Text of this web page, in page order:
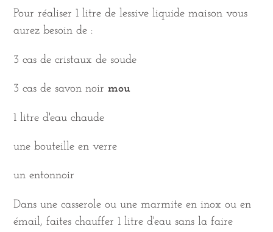
Pour réaliser 1 litre de lessive liquide maison vous
aurez besoin de :
3 cas de cristaux de soude
3 cas de savon noir mou
1 litre d'eau chaude
une bouteille en verre
un entonnoir
Dans une casserole ou une marmite en inox ou en
émail, faites chauffer 1 litre d'eau sans la faire